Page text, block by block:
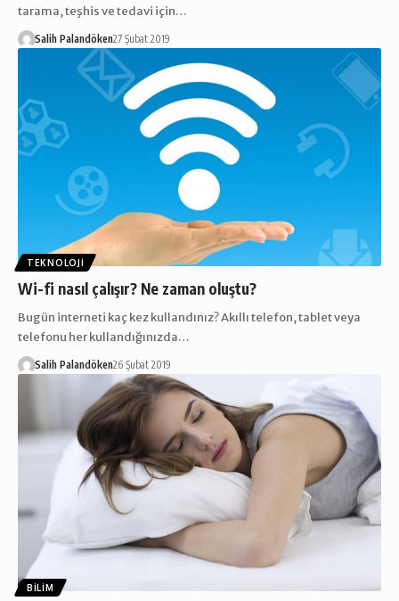
tarama, teşhis ve tedavi için…
Salih Palandöken27 Şubat 2019
TEKNOLOJI
Wi-fi nasıl çalışır? Ne zaman oluştu?
Bugün interneti kaç kez kullandınız? Akıllı telefon, tablet veya
telefonu her kullandığınızda…
Salih Palandöken26 Şubat 2019
BILIM